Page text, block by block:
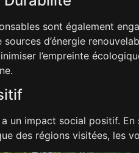
sont également
sources d’énergie
l’empreinte
un impact social positif.
des régions visitées, les